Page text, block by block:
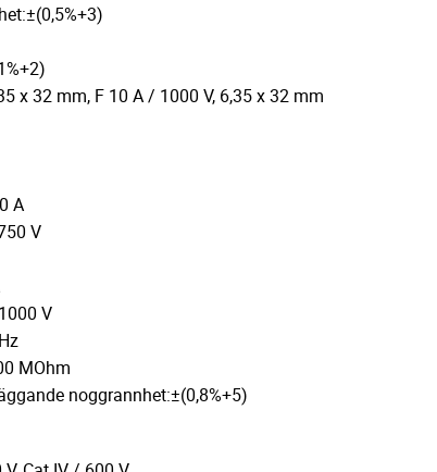
x 32 mm, F 10 A / 1000 V, 6,35 x 32 mm
A
V
V
MOhm
noggrannhet:±(0,8%+5)